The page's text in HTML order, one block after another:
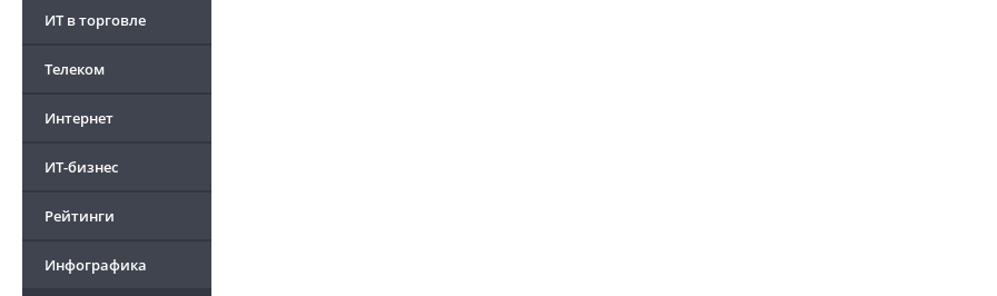
ИТ в торговле
Телеком
Интернет
ИТ-бизнес
Рейтинги
Инфографика